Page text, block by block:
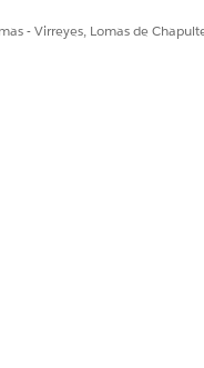
- Virreyes, Lomas de